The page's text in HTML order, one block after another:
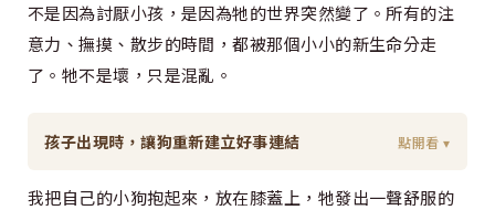
不是因為討厭小孩，是因為牠的世界突然變了。所有的注
意力、撫摸、散步的時間，都被那個小小的新生命分走
了。牠不是壞，只是混亂。
孩子出現時，讓狗重新建立好事連結 點開看 ▾
我把自己的小狗抱起來，放在膝蓋上，牠發出一聲舒服的